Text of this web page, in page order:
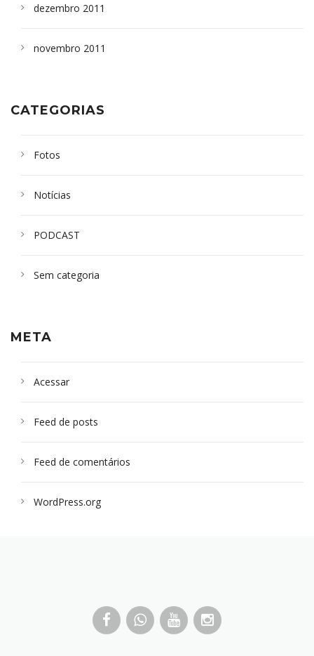
dezembro 2011
novembro 2011
CATEGORIAS
Fotos
Notícias
PODCAST
Sem categoria
META
Acessar
Feed de posts
Feed de comentários
WordPress.org